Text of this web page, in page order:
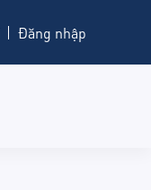
Đăng nhập